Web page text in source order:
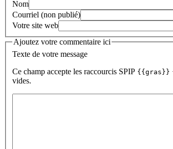
Nom
Courriel (non publié)
Votre site web
Ajoutez votre commentaire ici
Texte de votre message
Ce champ accepte les raccourcis SPIP {{gras}}
vides.